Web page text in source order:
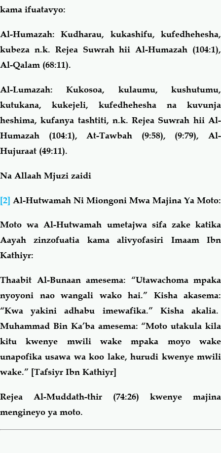
kama ifuatavyo:
Al-Humazah: Kudharau, kukashifu, kufedhehesha,
kubeza n.k. Rejea Suwrah hii Al-Humazah (104:1),
Al-Qalam (68:11).
Al-Lumazah: Kukosoa, kulaumu, kushutumu,
kutukana, kukejeli, kufedhehesha na kuvunja
heshima, kufanya tashtiti, n.k. Rejea Suwrah hii Al-
Humazah (104:1), At-Tawbah (9:58), (9:79), Al-
Hujuraat (49:11).
Na Allaah Mjuzi zaidi
[2] Al-Hutwamah Ni Miongoni Mwa Majina Ya Moto:
Moto wa Al-Hutwamah umetajwa sifa zake katika
Aayah zinzofuatia kama alivyofasiri Imaam Ibn
Kathiyr:
Thaabit Al-Bunaan amesema: “Utawachoma mpaka
nyoyoni nao wangali wako hai.” Kisha akasema:
“Kwa yakini adhabu imewafika.” Kisha akalia.
Muhammad Bin Ka’ba amesema: “Moto utakula kila
kitu kwenye mwili wake mpaka moyo wake
unapofika usawa wa koo lake, hurudi kwenye mwili
wake.” [Tafsiyr Ibn Kathiyr]
Rejea Al-Muddath-thir (74:26) kwenye majina
mengineyo ya moto.